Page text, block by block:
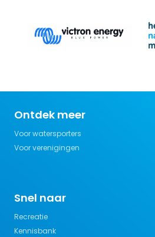
Ontdek meer
Voor watersporters
Voor verenigingen
Snel naar
Recreatie
Kennisbank